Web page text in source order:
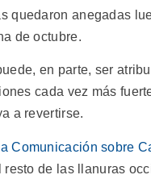
quedaron anegadas
de octubre.
en parte, ser
cada vez más
a revertirse.
Comunicación sobre
resto de las llanuras